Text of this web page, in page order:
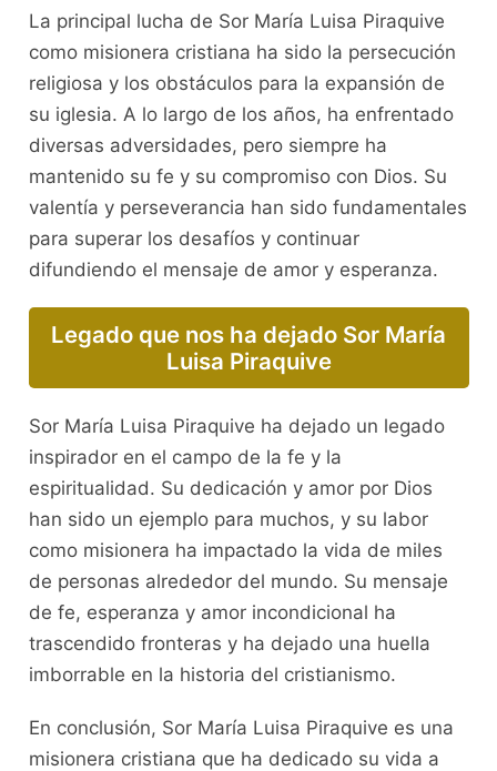
La principal lucha de Sor María Luisa Piraquive
como misionera cristiana ha sido la persecución
religiosa y los obstáculos para la expansión de
su iglesia. A lo largo de los años, ha enfrentado
diversas adversidades, pero siempre ha
mantenido su fe y su compromiso con Dios. Su
valentía y perseverancia han sido fundamentales
para superar los desafíos y continuar
difundiendo el mensaje de amor y esperanza.
Legado que nos ha dejado Sor María
Luisa Piraquive
Sor María Luisa Piraquive ha dejado un legado
inspirador en el campo de la fe y la
espiritualidad. Su dedicación y amor por Dios
han sido un ejemplo para muchos, y su labor
como misionera ha impactado la vida de miles
de personas alrededor del mundo. Su mensaje
de fe, esperanza y amor incondicional ha
trascendido fronteras y ha dejado una huella
imborrable en la historia del cristianismo.
En conclusión, Sor María Luisa Piraquive es una
misionera cristiana que ha dedicado su vida a